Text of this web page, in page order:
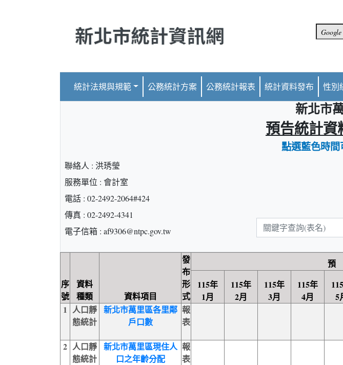
統計法規與規範 公務統計方案 公務統計報表 統計資料發布 性別
新北市
預告統計
點選藍色時
聯絡人 : 洪琇瑩
服務單位 : 會計室
電話 : 02-2492-2064#424
傳真 : 02-2492-4341
電子信箱 : af9306@ntpc.gov.tw
關
鍵
詢
序
號
資料
種類
資料項目
發
布
形
式
115年
1月
115年
2月
115年
3月
115年
4月
5
1
人口靜
態統計
新北市萬里區各里鄰
戶口數
報
表
2 人口靜
態統計
新北市萬里區現住人
口之年齡分配
報
表